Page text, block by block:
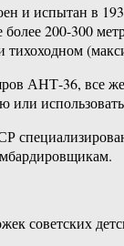
испытан в
200-300
АНТ-36, все
или
советских